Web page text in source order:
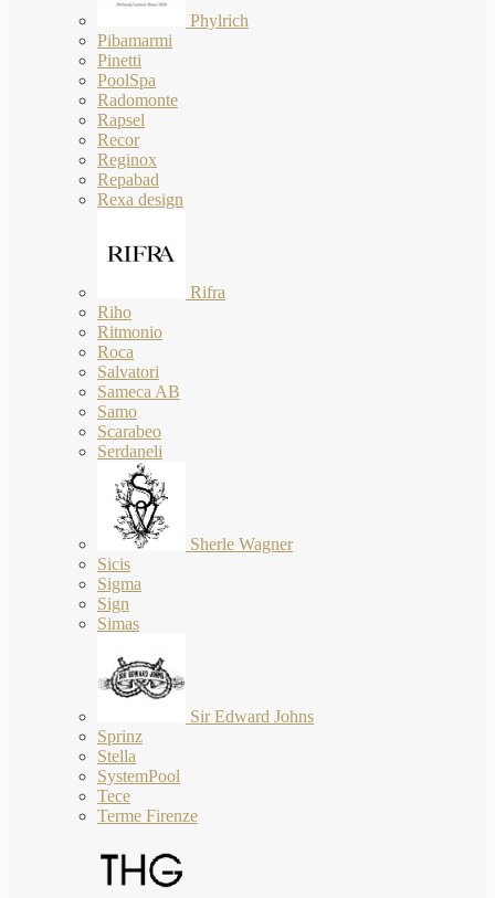
Phylrich
Pibamarmi
Pinetti
PoolSpa
Radomonte
Rapsel
Recor
Reginox
Repabad
Rexa design
Rifra
Riho
Ritmonio
Roca
Salvatori
Sameca AB
Samo
Scarabeo
Serdaneli
Sherle Wagner
Sicis
Sigma
Sign
Simas
Sir Edward Johns
Sprinz
Stella
SystemPool
Tece
Terme Firenze